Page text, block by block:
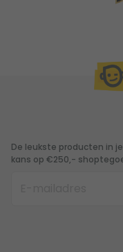
De leukste producten in
kans op €250,-